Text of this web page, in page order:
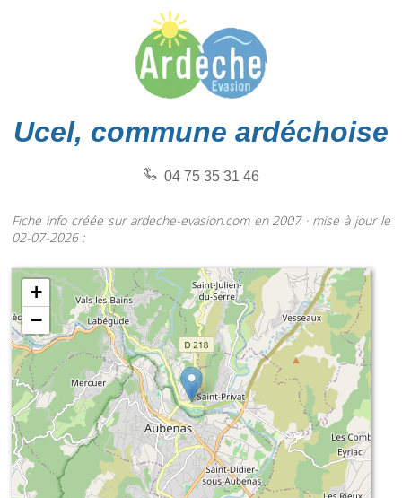
Ucel, commune ardéchoise
04 75 35 31 46
Fiche info créée sur ardeche-evasion.com en 2007 · mise à jour le
02-07-2026 :
+
−